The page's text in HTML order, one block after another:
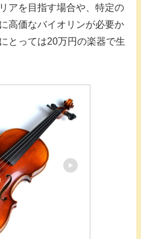
アを目指す場合や、特定の
高価なバイオリンが必要か
とっては20万円の楽器で生